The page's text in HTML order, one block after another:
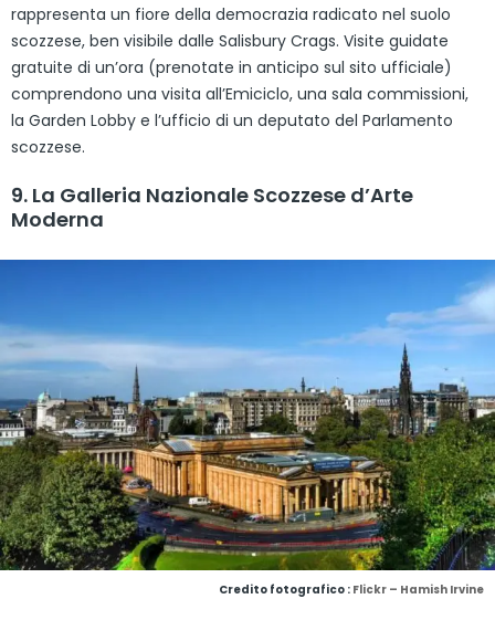
rappresenta un fiore della democrazia radicato nel suolo
scozzese, ben visibile dalle Salisbury Crags. Visite guidate
gratuite di un’ora (prenotate in anticipo sul sito ufficiale)
comprendono una visita all’Emiciclo, una sala commissioni,
la Garden Lobby e l’ufficio di un deputato del Parlamento
scozzese.
9. La Galleria Nazionale Scozzese d’Arte
Moderna
Credito fotografico : Flickr – Hamish Irvine